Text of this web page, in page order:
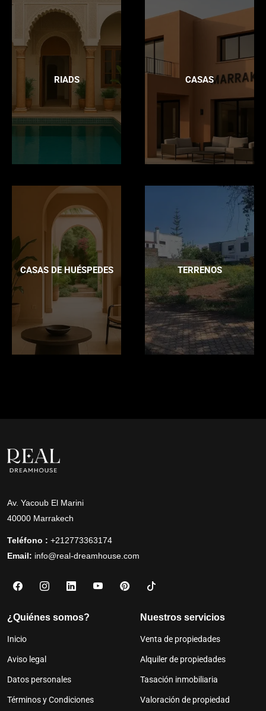
RIADS CASAS
CASAS DE HUÉSPEDES TERRENOS
Av. Yacoub El Marini
40000 Marrakech
Teléfono : +212773363174
Email: info@real-dreamhouse.com
¿Quiénes somos?
Inicio
Aviso legal
Datos personales
Términos y Condiciones
Nuestros servicios
Venta de propiedades
Alquiler de propiedades
Tasación inmobiliaria
Valoración de propiedad